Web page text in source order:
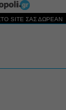
Κυριαζίδη στο
Θέατρο Πειραιά
στην